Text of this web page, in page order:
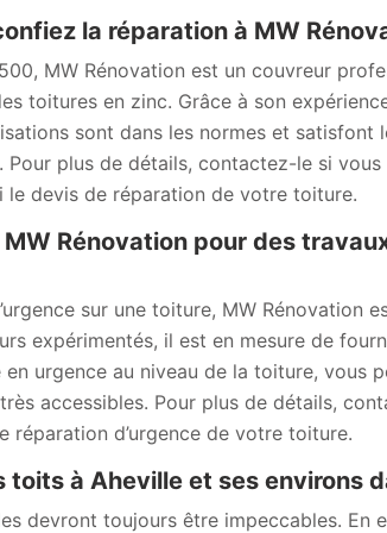
la réparation à MW
MW Rénovation est un couvreur
toitures en zinc. Grâce à son
sont dans les normes et
Pour plus de détails, contactez-le si
le devis de réparation de votre toiture.
Rénovation pour des
sur une toiture, MW Rénovation
expérimentés, il est en mesure de
urgence au niveau de la toiture, vous
accessibles. Pour plus de détails,
réparation d’urgence de votre toiture.
toits à Aheville et ses environs
devront toujours être impeccables. En